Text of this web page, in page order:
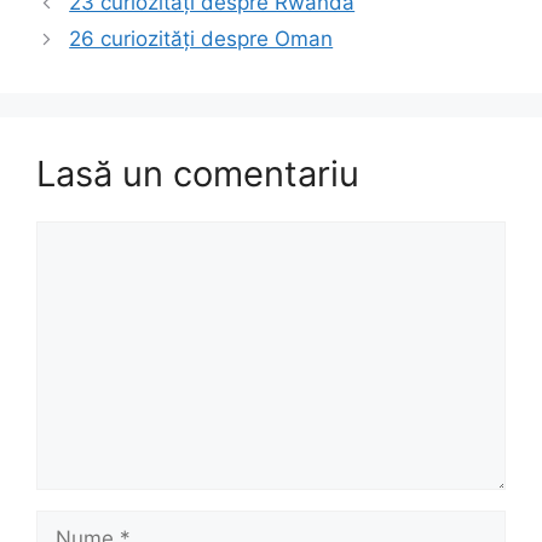
26 curiozități despre Oman
Lasă un comentariu
Nume